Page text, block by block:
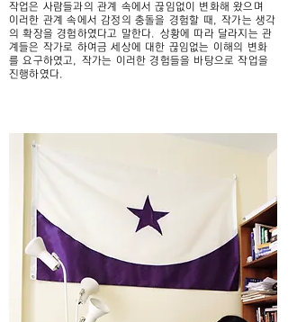
작업은 사람들과의 관계 속에서 끊임없이 변화해 왔으며
이러한 관계 속에서 감정의 충돌을 경험할 때, 작가는 생각
의 확장을 경험하였다고 말한다. 상황에 따라 달라지는 관
계들은 작가로 하여금 세상에 대한 끊임없는 이해의 변화
를 요구하였고, 작가는 이러한 경험들을 바탕으로 작업을
진행하였다.